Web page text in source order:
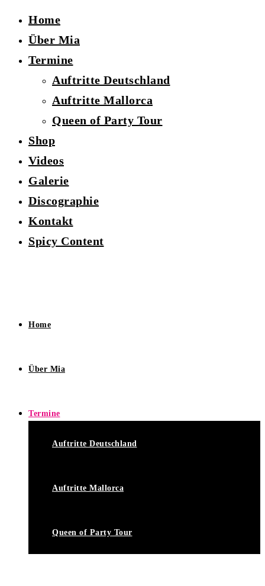
Home
Über Mia
Termine
Auftritte Deutschland
Auftritte Mallorca
Queen of Party Tour
Shop
Videos
Galerie
Discographie
Kontakt
Spicy Content
Home
Über Mia
Termine
Auftritte Deutschland
Auftritte Mallorca
Queen of Party Tour